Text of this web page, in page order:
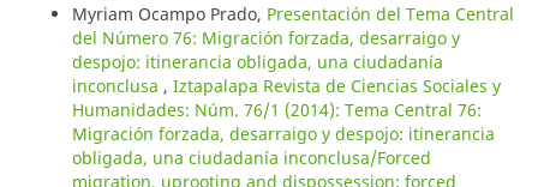
Myriam Ocampo Prado, Presentación del Tema Central
del Número 76: Migración forzada, desarraigo y
despojo: itinerancia obligada, una ciudadanía
inconclusa , Iztapalapa Revista de Ciencias Sociales y
Humanidades: Núm. 76/1 (2014): Tema Central 76:
Migración forzada, desarraigo y despojo: itinerancia
obligada, una ciudadanía inconclusa/Forced
migration, uprooting and dispossession: forced